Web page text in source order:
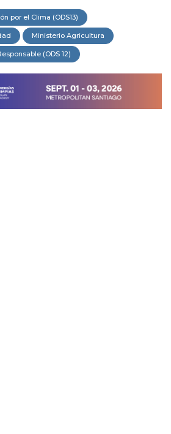
por el Clima (ODS13)
Ministerio Agricultura
(ODS 12)